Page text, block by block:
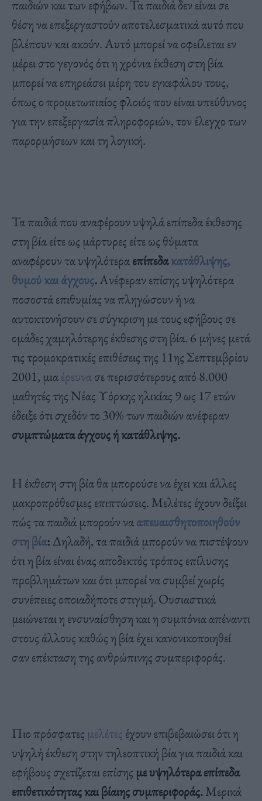
παιδιών και των εφήβων. Τα παιδιά δεν είναι σε
θέση να επεξεργαστούν αποτελεσματικά αυτό που
βλέπουν και ακούν. Αυτό μπορεί να οφείλεται εν
μέρει στο γεγονός ότι η χρόνια έκθεση στη βία
μπορεί να επηρεάσει μέρη του εγκεφάλου τους,
όπως ο προμετωπιαίος φλοιός που είναι υπεύθυνος
για την επεξεργασία πληροφοριών, τον έλεγχο των
παρορμήσεων και τη λογική.
Τα παιδιά που αναφέρουν υψηλά επίπεδα έκθεσης
στη βία είτε ως μάρτυρες είτε ως θύματα
αναφέρουν τα υψηλότεραεπίπεδακατάθλιψης,
θυμού και άγχους.Ανέφεραν επίσης υψηλότερα
ποσοστά επιθυμίας να πληγώσουν ή να
αυτοκτονήσουν σε σύγκριση με τους εφήβους σε
ομάδες χαμηλότερης έκθεσης στη βία. 6 μήνες μετά
τις τρομοκρατικές επιθέσεις της 11ης Σεπτεμβρίου
2001, μιαέρευνασε περισσότερους από 8.000
μαθητές της Νέας Υόρκης ηλικίας 9 ως 17 ετών
έδειξε ότι σχεδόν το 30% των παιδιών ανέφεραν
συμπτώματα άγχους ή κατάθλιψης.
Η έκθεση στη βία θα μπορούσε να έχει και άλλες
μακροπρόθεσμες επιπτώσεις. Μελέτες έχουν δείξει
πώς τα παιδιά μπορούν νααπευαισθητοποιηθούν
στη βία: Δηλαδή, τα παιδιά μπορούν να πιστέψουν
ότι η βία είναι ένας αποδεκτός τρόπος επίλυσης
προβλημάτων και ότι μπορεί να συμβεί χωρίς
συνέπειες οποιαδήποτε στιγμή. Ουσιαστικά
μειώνεται η ενσυναίσθηση και η συμπόνια απέναντι
στους άλλους καθώς η βία έχει κανονικοποιηθεί
σαν επέκταση της ανθρώπινης συμπεριφοράς.
Πιο πρόσφατες μελέτες έχουν επιβεβαιώσει ότι η
υψηλή έκθεση στην τηλεοπτική βία για παιδιά και
εφήβους σχετίζεται επίσης με υψηλότερα επίπεδα
επιθετικότητας και βίαιης συμπεριφοράς.Μερικά